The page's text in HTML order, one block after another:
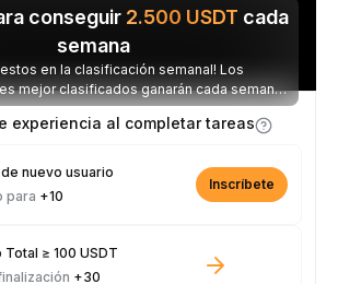
conseguir 2.500 USDT cada
semana
en la clasificación semanal! Los
mejor clasificados ganarán cada semana
de los 2.500 USDT disponibles.
experiencia al completar tareas
nuevo usuario
para +10
Inscríbete
≥ 100 USDT
+30